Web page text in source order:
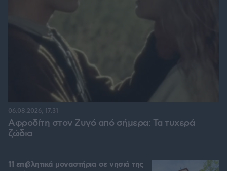
Αφροδίτη στον Ζυγό από σήμερα: Τα τυχερά
ζώδια
06.08.2026, 17:31
11 επιβλητικά μοναστήρια σε νησιά της